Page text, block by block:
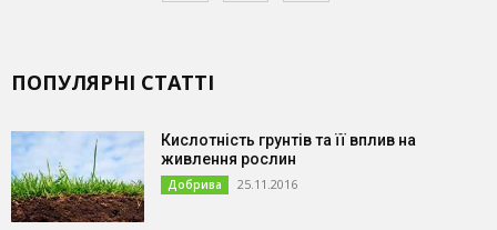
ПОПУЛЯРНІ СТАТТІ
Кислотність грунтів та її вплив на
живлення рослин
Добрива 25.11.2016